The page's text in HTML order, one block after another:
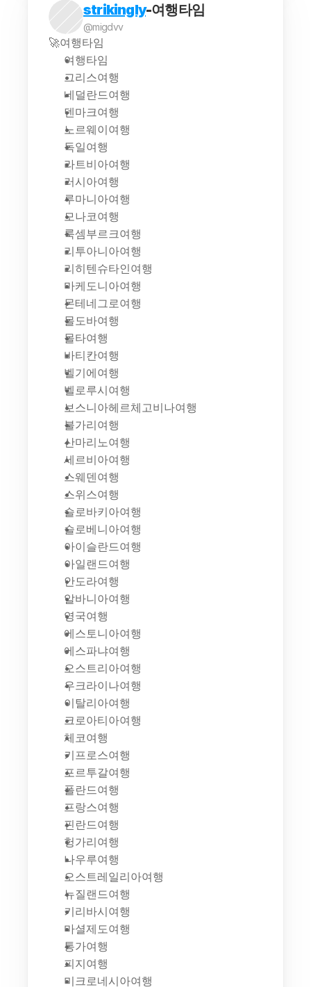
strikingly-여행타임
@migdvv
🚀여행타임
여행타임
그리스여행
네덜란드여행
덴마크여행
노르웨이여행
독일여행
라트비아여행
러시아여행
루마니아여행
모나코여행
룩셈부르크여행
리투아니아여행
리히텐슈타인여행
마케도니아여행
몬테네그로여행
몰도바여행
몰타여행
바티칸여행
벨기에여행
벨로루시여행
보스니아헤르체고비나여행
불가리여행
산마리노여행
세르비아여행
스웨덴여행
스위스여행
슬로바키아여행
슬로베니아여행
아이슬란드여행
아일랜드여행
안도라여행
알바니아여행
영국여행
에스토니아여행
에스파냐여행
오스트리아여행
우크라이나여행
이탈리아여행
크로아티아여행
체코여행
키프로스여행
포르투갈여행
폴란드여행
프랑스여행
핀란드여행
헝가리여행
나우루여행
오스트레일리아여행
뉴질랜드여행
키리바시여행
마셜제도여행
통가여행
피지여행
미크로네시아여행